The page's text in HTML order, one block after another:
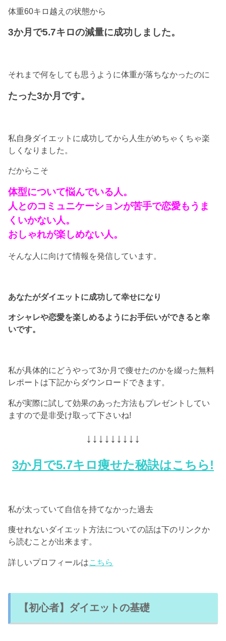
体重60キロ越えの状態から
3か月で5.7キロの減量に成功しました。
それまで何をしても思うように体重が落ちなかったのに
たった3か月です。
私自身ダイエットに成功してから人生がめちゃくちゃ楽
しくなりました。
だからこそ
体型について悩んでいる人。
人とのコミュニケーションが苦手で恋愛もうま
くいかない人。
おしゃれが楽しめない人。
そんな人に向けて情報を発信しています。
あなたがダイエットに成功して幸せになり
オシャレや恋愛を楽しめるようにお手伝いができると幸
いです。
私が具体的にどうやって3か月で痩せたのかを綴った無料
レポートは下記からダウンロードできます。
私が実際に試して効果のあった方法もプレゼントしてい
ますので是非受け取って下さいね!
↓↓↓↓↓↓↓↓↓
3か月で5.7キロ痩せた秘訣はこちら!
私が太っていて自信を持てなかった過去
痩せれないダイエット方法についての話は下のリンクか
ら読むことが出来ます。
詳しいプロフィールは こちら
【初心者】ダイエットの基礎